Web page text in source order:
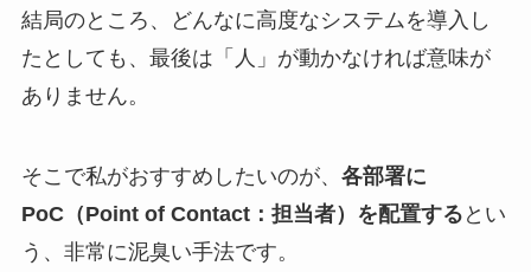
結局のところ、どんなに高度なシステムを導入し
たとしても、最後は「人」が動かなければ意味が
ありません。
そこで私がおすすめしたいのが、 各部署に
PoC（Point of Contact：担当者）を配置する とい
う、非常に泥臭い手法です。